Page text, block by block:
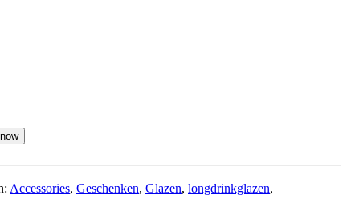
Accessories, Geschenken, Glazen, longdrinkglazen,